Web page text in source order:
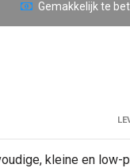
Gemakkelijk te
kleine en low-